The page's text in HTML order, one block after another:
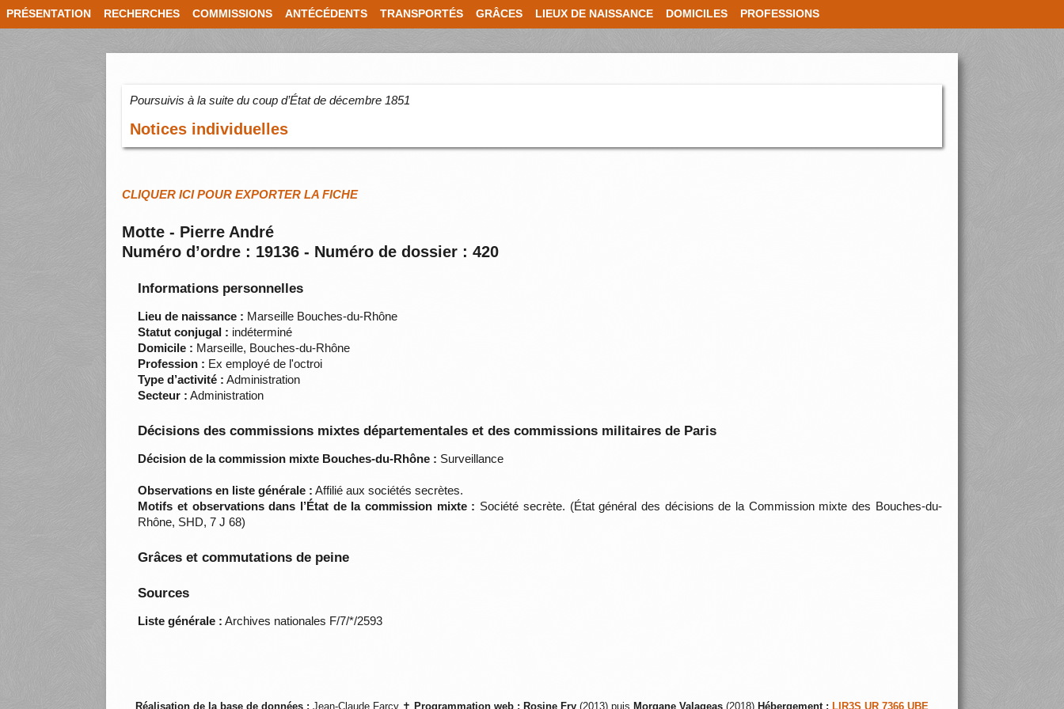
PRÉSENTATION RECHERCHES COMMISSIONS ANTÉCÉDENTS TRANSPORTÉS GRÂCES LIEUX DE NAISSANCE DOMICILES PROFESSIONS
Poursuivis à la suite du coup d’État de décembre 1851
Notices individuelles
CLIQUER ICI POUR EXPORTER LA FICHE
Motte - Pierre André
Numéro d’ordre : 19136 - Numéro de dossier : 420
Informations personnelles
Lieu de naissance : Marseille Bouches-du-Rhône
Statut conjugal : indéterminé
Domicile : Marseille, Bouches-du-Rhône
Profession : Ex employé de l'octroi
Type d’activité : Administration
Secteur : Administration
Décisions des commissions mixtes départementales et des commissions militaires de Paris
Décision de la commission mixte Bouches-du-Rhône : Surveillance
Observations en liste générale : Affilié aux sociétés secrètes.
Motifs et observations dans l’État de la commission mixte : Société secrète. (État général des décisions de la Commission mixte des Bouches-du-
Rhône, SHD, 7 J 68)
Grâces et commutations de peine
Sources
Liste générale : Archives nationales F/7/*/2593
Réalisation de la base de données : Jean-Claude Farcy ✝ Programmation web : Rosine Fry (2013) puis Morgane Valageas (2018) Hébergement : LIR3S UR 7366 UBE